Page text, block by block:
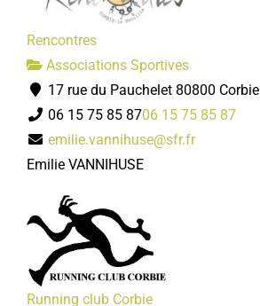
Rencontres
Associations Sportives
17 rue du Pauchelet 80800 Corbie
06 15 75 85 8706 15 75 85 87
emilie.vannihuse@sfr.fr
Emilie VANNIHUSE
Running club Corbie